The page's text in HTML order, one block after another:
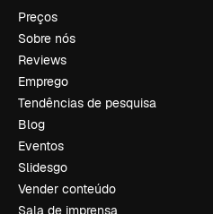
Preços
Sobre nós
Reviews
Emprego
Tendências de pesquisa
Blog
Eventos
Slidesgo
Vender conteúdo
Sala de imprensa